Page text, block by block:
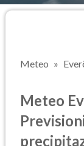
Meteo
Meteo